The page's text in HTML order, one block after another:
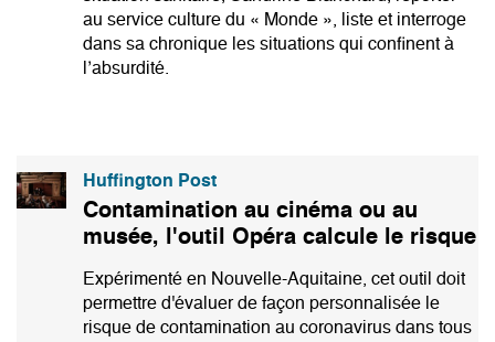
au service culture du « Monde », liste et interroge
dans sa chronique les situations qui confinent à
l’absurdité.
Huffington Post
Contamination au cinéma ou au
musée, l'outil Opéra calcule le risque
Expérimenté en Nouvelle-Aquitaine, cet outil doit
permettre d'évaluer de façon personnalisée le
risque de contamination au coronavirus dans tous